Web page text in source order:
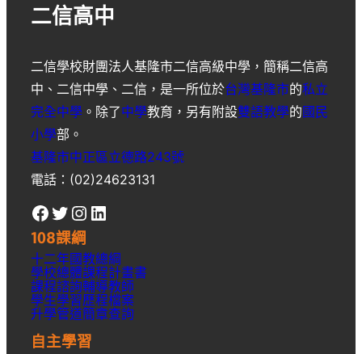
二信高中
二信學校財團法人基隆市二信高級中學 ，簡稱二信高
中 、 二信中學 、 二信 ，是一所位於台灣基隆市的私立
完全中學 。除了中學教育，另有附設雙語教學的國民
小學部。
基隆市中正區立德路243號
電話：(02)24623131
Facebook Twitter Instagram LinkedIn
108課綱
十二年國教總綱
學校總體課程計畫書
課程諮詢輔導教師
學生學習歷程檔案
升學管道簡章查詢
自主學習